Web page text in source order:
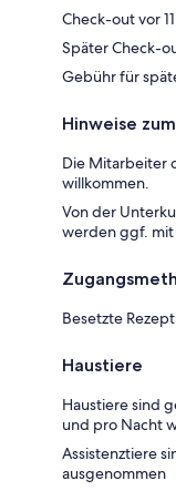
Check-out vor
Später Check-
Gebühr für
Hinweise
Die Mitarbeiter
willkommen.
Von der
werden ggf. mit
Besetzte
Haustiere
Haustiere sind
und pro Nacht
Assistenztiere
ausgenommen